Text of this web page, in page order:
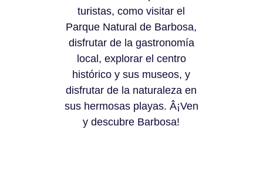
turistas, como visitar el
Parque Natural de Barbosa,
disfrutar de la gastronomía
local, explorar el centro
histórico y sus museos, y
disfrutar de la naturaleza en
sus hermosas playas. Â¡Ven
y descubre Barbosa!